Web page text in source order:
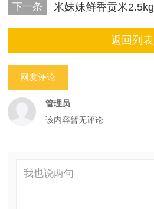
下一条 米妹妹鲜香贡米2.5kg
返回列表
网友评论
管理员
该内容暂无评论